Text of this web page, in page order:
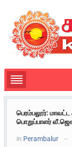
பெரம்பலூர்: மாவட்ட
பொறுப்பாளர்
in Perambalur —